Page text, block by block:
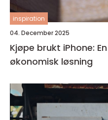
inspiration
04. December 2025
Kjøpe brukt iPhone:
økonomisk løsning